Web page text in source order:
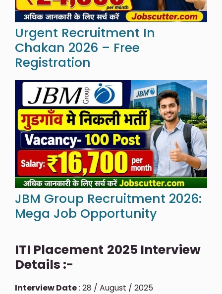
Urgent Recruitment In
Chakan 2026 – Free
Registration
JBM Group Recruitment 2026:
Mega Job Opportunity
ITI Placement 2025 Interview
Details :-
Interview Date: 28 / August / 2025